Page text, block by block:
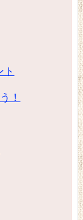
ト
！